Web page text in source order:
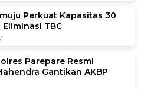
Perkuat Kapasitas 30
TBC
Parepare Resmi
Gantikan AKBP